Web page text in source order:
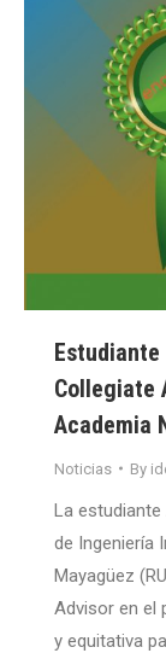
Estudiante
Collegiate
Academia
Noticias By
La estudiante
de Ingeniería
Mayagüez
Advisor en el
y equitativa